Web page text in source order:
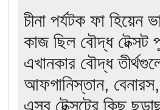
চীনা পর্যটক ফা হিয়েন
কাজ ছিল বৌদ্ধ টেক্সট
এখানকার বৌদ্ধ
আফগানিস্তান,
এসব টেক্সটের কিছু